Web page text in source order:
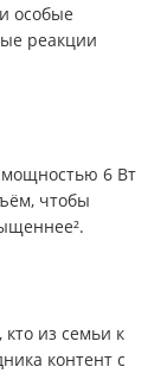
особые
реакции
6 Вт
чтобы
из семьи к
контент с